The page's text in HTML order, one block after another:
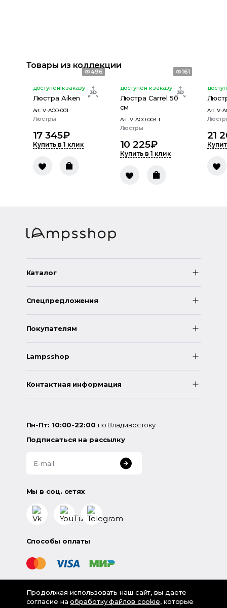
Товары из коллекции
496
доступен к заказу
Люстра Aiken
Art: V-ACO-001
Люстры
17 345₽
Купить в 1 клик
161
доступен к заказу
Люстра Carrel 50
см
Art: V-ACO-003-1
Люстры
10 225₽
Купить в 1 клик
Art: V-
21
Каталог
Спецпредложения
Покупателям
Lampsshop
Контактная информация
Пн-Пт: 10:00-22:00 по Владивостоку
Подписаться на рассылку
Мы в соц. сетях
Способы оплаты
©2026«LampsShop» - интернет-магазин люстр и
Продолжая использовать наш сайт, вы даете
согласие наобработку файлов cookie, которые